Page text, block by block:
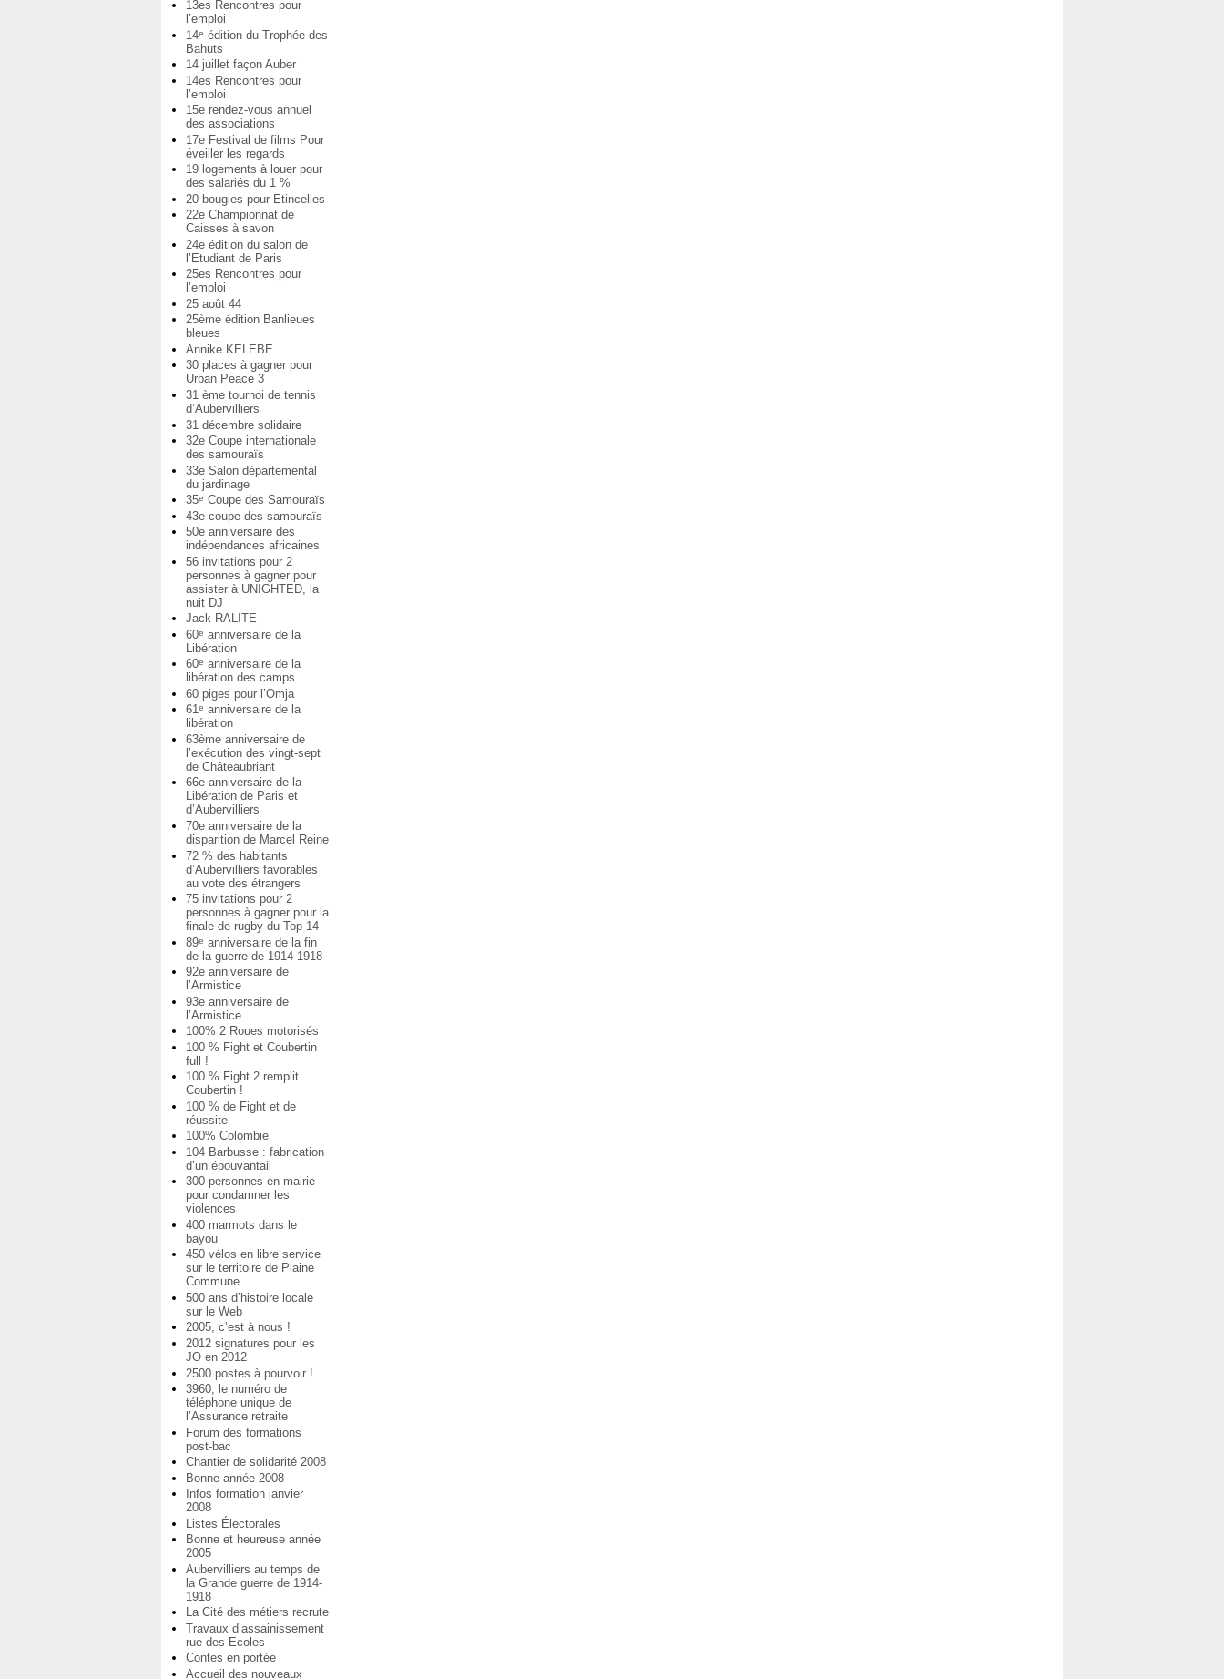
13es Rencontres pour
l’emploi
14e édition du Trophée des
Bahuts
14 juillet façon Auber
14es Rencontres pour
l’emploi
15e rendez-vous annuel
des associations
17e Festival de films Pour
éveiller les regards
19 logements à louer pour
des salariés du 1 %
20 bougies pour Etincelles
22e Championnat de
Caisses à savon
24e édition du salon de
l’Etudiant de Paris
25es Rencontres pour
l’emploi
25 août 44
25ème édition Banlieues
bleues
Annike KELEBE
30 places à gagner pour
Urban Peace 3
31 ème tournoi de tennis
d’Aubervilliers
31 décembre solidaire
32e Coupe internationale
des samouraïs
33e Salon départemental
du jardinage
35e Coupe des Samouraïs
43e coupe des samouraïs
50e anniversaire des
indépendances africaines
56 invitations pour 2
personnes à gagner pour
assister à UNIGHTED, la
nuit DJ
Jack RALITE
60e anniversaire de la
Libération
60e anniversaire de la
libération des camps
60 piges pour l’Omja
61e anniversaire de la
libération
63ème anniversaire de
l’exécution des vingt-sept
de Châteaubriant
66e anniversaire de la
Libération de Paris et
d’Aubervilliers
70e anniversaire de la
disparition de Marcel Reine
72 % des habitants
d’Aubervilliers favorables
au vote des étrangers
75 invitations pour 2
personnes à gagner pour la
finale de rugby du Top 14
89e anniversaire de la fin
de la guerre de 1914-1918
92e anniversaire de
l’Armistice
93e anniversaire de
l’Armistice
100% 2 Roues motorisés
100 % Fight et Coubertin
full !
100 % Fight 2 remplit
Coubertin !
100 % de Fight et de
réussite
100% Colombie
104 Barbusse : fabrication
d’un épouvantail
300 personnes en mairie
pour condamner les
violences
400 marmots dans le
bayou
450 vélos en libre service
sur le territoire de Plaine
Commune
500 ans d’histoire locale
sur le Web
2005, c’est à nous !
2012 signatures pour les
JO en 2012
2500 postes à pourvoir !
3960, le numéro de
téléphone unique de
l’Assurance retraite
Forum des formations
post-bac
Chantier de solidarité 2008
Bonne année 2008
Infos formation janvier
2008
Listes Électorales
Bonne et heureuse année
2005
Aubervilliers au temps de
la Grande guerre de 1914-
1918
La Cité des métiers recrute
Travaux d’assainissement
rue des Ecoles
Contes en portée
Accueil des nouveaux